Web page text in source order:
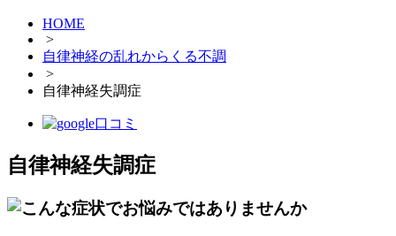
HOME
>
自律神経の乱れからくる不調
>
自律神経失調症
自律神経失調症